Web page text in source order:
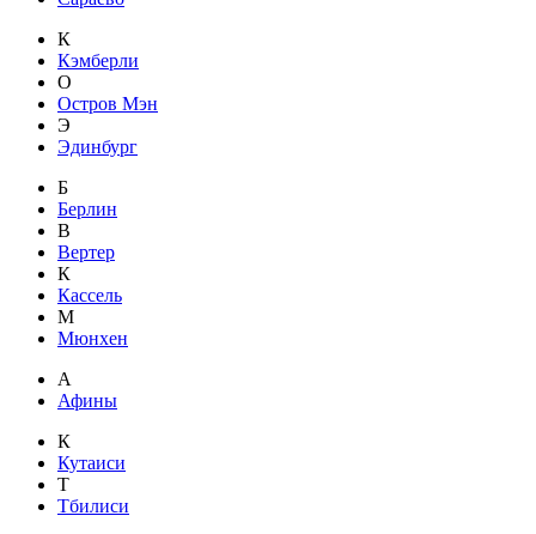
К
Кэмберли
О
Остров Мэн
Э
Эдинбург
Б
Берлин
В
Вертер
К
Кассель
М
Мюнхен
А
Афины
К
Кутаиси
Т
Тбилиси